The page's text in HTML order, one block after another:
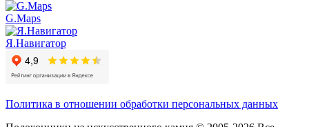
G.Maps
Я.Навигатор
Политика в отношении обработки персональных данных